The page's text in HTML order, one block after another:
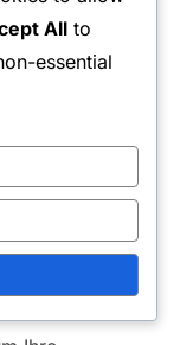
die für
sind. Darüber
sodass
ohne
und
All to
essential